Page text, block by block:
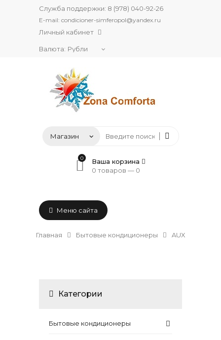
Служба поддержки: 8 (978) 040-92-26
E-mail: condicioner-simferopol@yandex.ru
Личный кабинет
Валюта:
0
Ваша корзина
0 товаров — 0
Меню сайта
Главная Бытовые кондиционеры AUX
Категории
Бытовые кондиционеры